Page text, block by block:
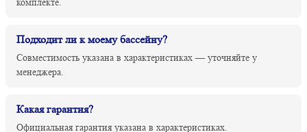
Подходит ли к моему бассейну?
Совместимость указана в характеристиках — уточняйте у
менеджера.
Какая гарантия?
Официальная гарантия указана в характеристиках.